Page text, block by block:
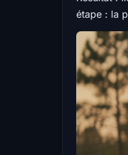
étape : la